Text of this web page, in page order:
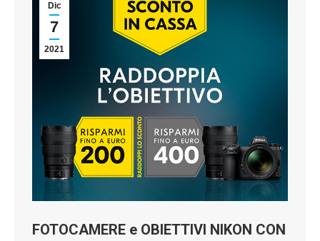
Dic
7
2021
FOTOCAMERE e OBIETTIVI NIKON CON